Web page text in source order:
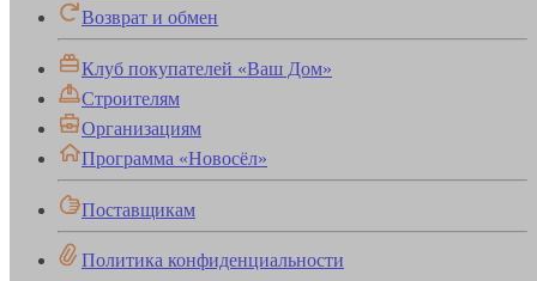
Возврат и обмен
Клуб покупателей «Ваш Дом»
Строителям
Организациям
Программа «Новосёл»
Поставщикам
Политика конфиденциальности